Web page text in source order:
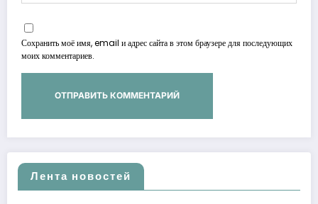
Сохранить моё имя, email и адрес сайта в этом браузере для последующих
моих комментариев.
Лента новостей